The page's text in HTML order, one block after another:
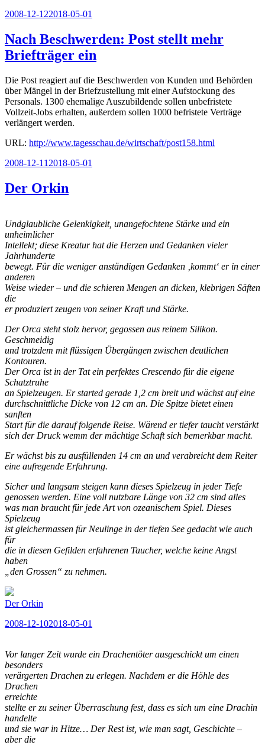
Veröffentlicht
2008-12-122018-05-01
Nach Beschwerden: Post stellt mehr
Briefträger ein
Die Post reagiert auf die Beschwerden von Kunden und Behörden
über Mängel in der Briefzustellung mit einer Aufstockung des
Personals. 1300 ehemalige Auszubildende sollen unbefristete
Vollzeit-Jobs erhalten, außerdem sollen 1000 befristete Verträge
verlängert werden.
URL: http://www.tagesschau.de/wirtschaft/post158.html
Veröffentlicht
2008-12-11 2018-05-01
Der Orkin
Undglaubliche Gelenkigkeit, unangefochtene Stärke und ein
unheimlicher
Intellekt; diese Kreatur hat die Herzen und Gedanken vieler
Jahrhunderte
bewegt. Für die weniger anständigen Gedanken ‚kommt‘ er in einer
anderen
Weise wieder – und die schieren Mengen an dicken, klebrigen Säften
die
er produziert zeugen von seiner Kraft und Stärke.
Der Orca steht stolz hervor, gegossen aus reinem Silikon.
Geschmeidig
und trotzdem mit flüssigen Übergängen zwischen deutlichen
Kontouren.
Der Orca ist in der Tat ein perfektes Crescendo für die eigene
Schatztruhe
an Spielzeugen. Er started gerade 1,2 cm breit und wächst auf eine
durchschnittliche Dicke von 12 cm an. Die Spitze bietet einen
sanften
Start für die darauf folgende Reise. Wärend er tiefer taucht verstärkt
sich der Druck wemm der mächtige Schaft sich bemerkbar macht.
Er wächst bis zu ausfüllenden 14 cm an und verabreicht dem Reiter
eine aufregende Erfahrung.
Sicher und langsam steigen kann dieses Spielzeug in jeder Tiefe
genossen werden. Eine voll nutzbare Länge von 32 cm sind alles
was man braucht für jede Art von ozeanischem Spiel. Dieses
Spielzeug
ist gleichermassen für Neulinge in der tiefen See gedacht wie auch
für
die in diesen Gefilden erfahrenen Taucher, welche keine Angst
haben
„den Grossen“ zu nehmen.
Der Orkin
Veröffentlicht
2008-12-102018-05-01
Vor langer Zeit wurde ein Drachentöter ausgeschickt um einen
besonders
verärgerten Drachen zu erlegen. Nachdem er die Höhle des
Drachen
erreichte
stellte er zu seiner Überraschung fest, dass es sich um eine Drachin
handelte
und sie war in Hitze… Der Rest ist, wie man sagt, Geschichte –
aber die